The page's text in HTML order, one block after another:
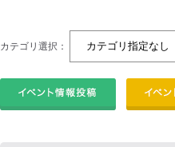
カテゴリ選択：